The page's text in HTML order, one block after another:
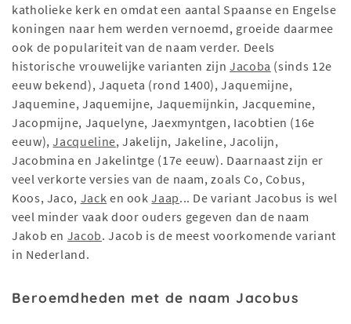
katholieke kerk en omdat een aantal Spaanse en Engelse
koningen naar hem werden vernoemd, groeide daarmee
ook de populariteit van de naam verder. Deels
historische vrouwelijke varianten zijn Jacoba (sinds 12e
eeuw bekend), Jaqueta (rond 1400), Jaquemijne,
Jaquemine, Jaquemijne, Jaquemijnkin, Jacquemine,
Jacopmijne, Jaquelyne, Jaexmyntgen, Iacobtien (16e
eeuw),Jacqueline, Jakelijn, Jakeline, Jacolijn,
Jacobmina en Jakelintge (17e eeuw). Daarnaast zijn er
veel verkorte versies van de naam, zoals Co, Cobus,
Koos, Jaco, Jack en ookJaap... De variant Jacobus is wel
veel minder vaak door ouders gegeven dan de naam
Jakob en Jacob. Jacob is de meest voorkomende variant
in Nederland.
Beroemdheden met de naam Jacobus